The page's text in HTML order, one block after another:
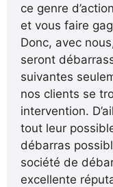
ce genre
et vous faire
Donc, avec
seront
suivantes
nos clients se
intervention.
tout leur
débarras
société de
excellente